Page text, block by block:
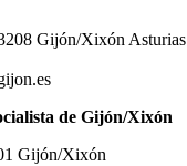
Gijón/Xixón Asturias
de Gijón/Xixón
Gijón/Xixón